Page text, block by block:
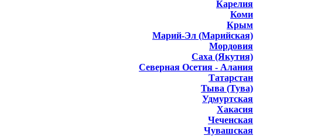
Карелия
Коми
Крым
Марий-Эл (Марийская)
Мордовия
Саха (Якутия)
Северная Осетия - Алания
Татарстан
Тыва (Тува)
Удмуртская
Хакасия
Чеченская
Чувашская